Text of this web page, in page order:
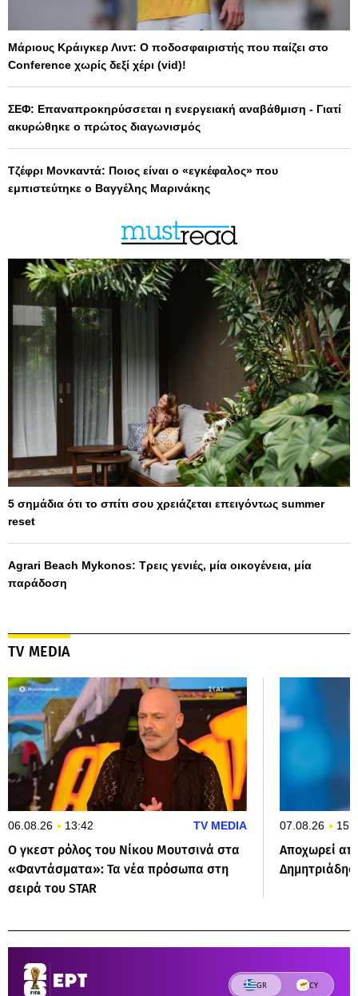
Μάριους Κράιγκερ Λιντ: Ο ποδοσφαιριστής που παίζει στο
Conference χωρίς δεξί χέρι (vid)!
ΣΕΦ: Επαναπροκηρύσσεται η ενεργειακή αναβάθμιση - Γιατί
ακυρώθηκε ο πρώτος διαγωνισμός
Τζέφρι Μονκαντά: Ποιος είναι ο «εγκέφαλος» που
εμπιστεύτηκε ο Βαγγέλης Μαρινάκης
5 σημάδια ότι το σπίτι σου χρειάζεται επειγόντως summer
reset
Agrari Beach Mykonos: Τρεις γενιές, μία οικογένεια, μία
παράδοση
TV MEDIA
06.08.26 13:42 TV MEDIA
Ο γκεστ ρόλος του Νίκου Μουτσινά στα
«Φαντάσματα»: Τα νέα πρόσωπα στη
σειρά του STAR
07.08.26
Αποχωρεί
Δημητριάδης